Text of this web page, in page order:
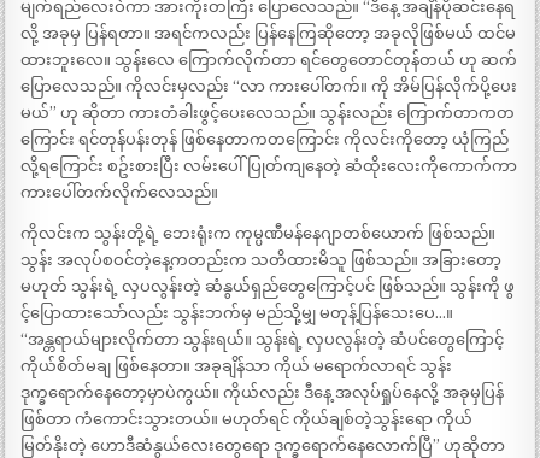
မျက်ရည်လေးဝဲကာ အားကိုးတကြီး ပြောလေသည်။ “ဒီနေ့ အချိန်ပိုဆင်းနေရ
လို့ အခုမှ ပြန်ရတာ။ အရင်ကလည်း ပြန်နေကြဆိုတော့ အခုလိုဖြစ်မယ် ထင်မ
ထားဘူးလေ။ သွန်းလေ ကြောက်လိုက်တာ ရင်တွေတောင်တုန်တယ် ဟု ဆက်
ပြောလေသည်။ ကိုလင်းမှလည်း “လာ ကားပေါ်တက်။ ကို အိမ်ပြန်လိုက်ပို့ပေး
မယ်” ဟု ဆိုတာ ကားတံခါးဖွင့်ပေးလေသည်။ သွန်းလည်း ကြောက်တာကတ
ကြောင်း ရင်တုန်ပန်းတုန် ဖြစ်နေတာကတကြောင်း ကိုလင်းကိုတော့ ယုံကြည်
လို့ရကြောင်း စဥ်းစားပြီး လမ်းပေါ်ပြုတ်ကျနေတဲ့ ဆံထိုးလေးကိုကောက်ကာ
ကားပေါ်တက်လိုက်လေသည်။
ကိုလင်းက သွန်းတို့ရဲ့ ဘေးရုံးက ကုမ္ပဏီမန်နေဂျာတစ်ယောက် ဖြစ်သည်။
သွန်း အလုပ်စဝင်တဲ့နေ့ကတည်းက သတိထားမိသူ ဖြစ်သည်။ အခြားတော့
မဟုတ် သွန်းရဲ့ လှပလွန်းတဲ့ ဆံနွယ်ရှည်တွေကြောင့်ပင် ဖြစ်သည်။ သွန်းကို ဖွ
င့်ပြောထားသော်လည်း သွန်းဘက်မှ မည်သို့မျှ မတုန့်ပြန်သေးပေ…။
“အန္တရာယ်များလိုက်တာ သွန်းရယ်။ သွန်းရဲ့ လှပလွန်းတဲ့ ဆံပင်တွေကြောင့်
ကိုယ်စိတ်မချ ဖြစ်နေတာ။ အခုချိန်သာ ကိုယ် မရောက်လာရင် သွန်း
ဒုက္ခရောက်နေတော့မှာပဲကွယ်။ ကိုယ်လည်း ဒီနေ့ အလုပ်ရှုပ်နေလို့ အခုမှပြန်
ဖြစ်တာ ကံကောင်းသွားတယ်။ မဟုတ်ရင် ကိုယ်ချစ်တဲ့သွန်းရော ကိုယ်
မြတ်နိုးတဲ့ ဟောဒီဆံနွယ်လေးတွေရော ဒုက္ခရောက်နေလောက်ပြီ” ဟုဆိုတာ